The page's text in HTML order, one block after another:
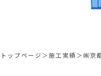
トップページ 施工実績 ㈱京